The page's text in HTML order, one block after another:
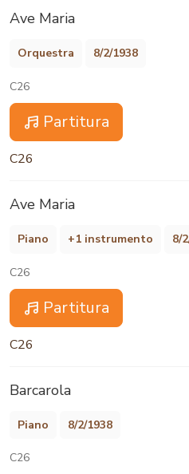
Ave Maria
Orquestra 8/2/1938
C26
Partitura
C26
Ave Maria
Piano +1 instrumento 8/
C26
Partitura
C26
Barcarola
Piano 8/2/1938
C26